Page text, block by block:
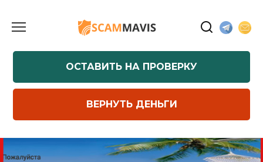
содержанию
ОСТАВИТЬ НА ПРОВЕРКУ
ВЕРНУТЬ ДЕНЬГИ